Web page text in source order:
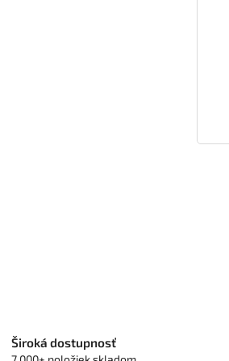
Široká dostupnosť